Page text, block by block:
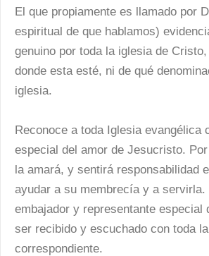
El que propiamente es llamado por
espiritual de que hablamos)
genuino por toda la iglesia de
donde esta esté, ni de qué
iglesia.
Reconoce a toda Iglesia evangélica
especial del amor de Jesucristo.
la amará, y sentirá responsabilidad
ayudar a su membrecía y a servirla.
embajador y representante especial
ser recibido y escuchado con toda
correspondiente.